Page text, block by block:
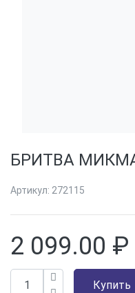
БРИТВА
Артикул: 272115
2 099.00 ₽
Купить